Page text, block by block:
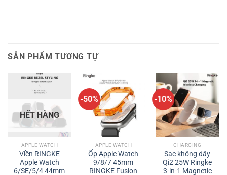
SẢN PHẨM TƯƠNG TỰ
HẾT HÀNG
APPLE WATCH
Viền RINGKE
Apple Watch
6/SE/5/4 44mm
-50%
APPLE WATCH
Ốp Apple Watch
9/8/7 45mm
RINGKE Fusion
-10%
CHARGING
Sạc không dây
Qi2 25W Ringke
3-in-1 Magnetic